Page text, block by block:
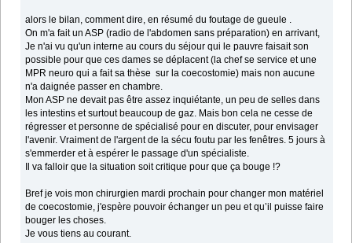
alors le bilan, comment dire, en résumé du foutage de gueule .
On m'a fait un ASP (radio de l'abdomen sans préparation) en arrivant,
Je n'ai vu qu'un interne au cours du séjour qui le pauvre faisait son
possible pour que ces dames se déplacent (la chef se service et une
MPR neuro qui a fait sa thèse sur la coecostomie) mais non aucune
n'a daignée passer en chambre.
Mon ASP ne devait pas être assez inquiétante, un peu de selles dans
les intestins et surtout beaucoup de gaz. Mais bon cela ne cesse de
régresser et personne de spécialisé pour en discuter, pour envisager
l'avenir. Vraiment de l'argent de la sécu foutu par les fenêtres. 5 jours à
s'emmerder et à espérer le passage d'un spécialiste.
Il va falloir que la situation soit critique pour que ça bouge !?
Bref je vois mon chirurgien mardi prochain pour changer mon matériel
de coecostomie, j'espère pouvoir échanger un peu et qu’il puisse faire
bouger les choses.
Je vous tiens au courant.